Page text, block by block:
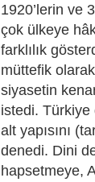
1920’lerin ve
çok ülkeye
farklılık
müttefik
siyasetin
istedi.
alt yapısını
denedi. Dini
hapsetmeye,